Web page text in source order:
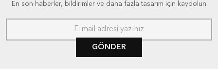
En son haberler, bildirimler ve daha fazla tasarım için kaydolun
GÖNDER